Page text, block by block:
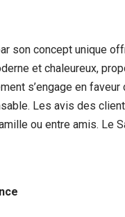
son concept unique
et chaleureux,
s’engage en
Les avis des
ou entre amis. Le